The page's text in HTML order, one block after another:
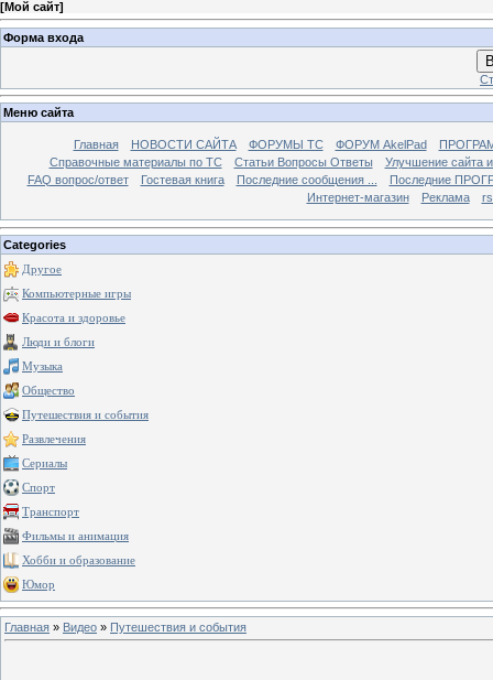
[Мой сайт]
Форма входа
Меню сайта
Главная НОВОСТИ САЙТА ФОРУМЫ TC ФОРУМ AkelPad
Справочные материалы по TС
Статьи Вопросы Ответы
Улучшение сайта
FAQ вопрос/ответ
Гостевая книга Последние сообщения ...
Последние
Интернет-магазин
Реклама
Categories
Другое
Компьютерные игры
Красота и здоровье
Люди и блоги
Музыка
Общество
Путешествия и события
Развлечения
Сериалы
Спорт
Транспорт
Фильмы и анимация
Хобби и образование
Юмор
Главная » Видео » Путешествия и события